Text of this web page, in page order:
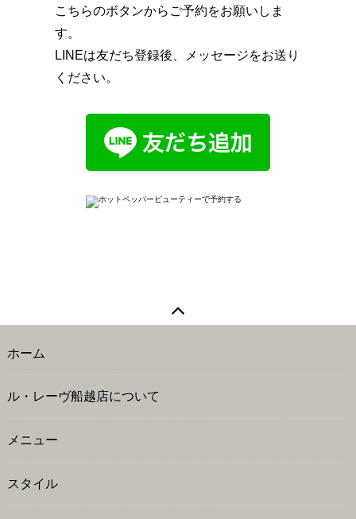
こちらのボタンからご予約をお願いしま
す。
LINEは友だち登録後、メッセージをお送り
ください。
ホーム
ル・レーヴ船越店について
メニュー
スタイル